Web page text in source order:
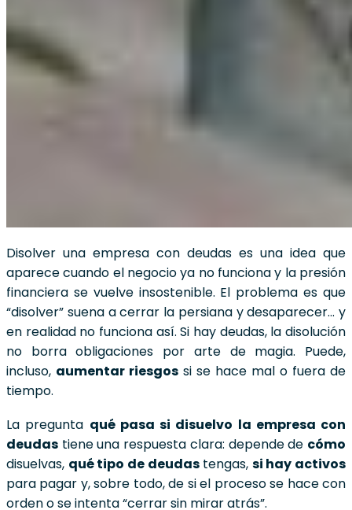
Disolver una empresa con deudas es una idea que
aparece cuando el negocio ya no funciona y la presión
financiera se vuelve insostenible. El problema es que
“disolver” suena a cerrar la persiana y desaparecer… y
en realidad no funciona así. Si hay deudas, la disolución
no borra obligaciones por arte de magia. Puede,
incluso, aumentar riesgos si se hace mal o fuera de
tiempo.
La pregunta qué pasa si disuelvo la empresa con
deudas tiene una respuesta clara: depende de cómo
disuelvas, qué tipo de deudastengas, si hay activos
para pagar y, sobre todo, de si el proceso se hace con
orden o se intenta “cerrar sin mirar atrás”.